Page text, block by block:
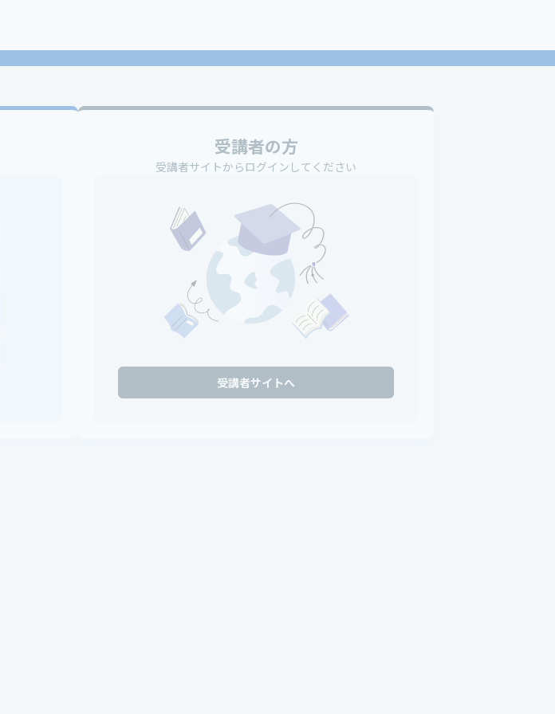
受講者の方
受講者サイトからログインしてください
受講者サイトへ